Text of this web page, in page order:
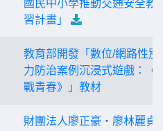
國民中小學推動交通安全教
習計畫」
教育部開發「數位/網路性別
力防治案例沉浸式遊戲：《
戰青春》」教材
財團法人廖正豪‧廖林麗貞